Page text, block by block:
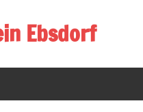
Ebsdorf